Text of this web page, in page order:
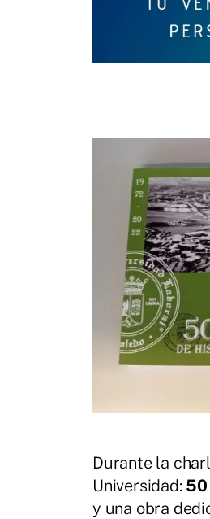
Durante la
Universidad: 50
y una obra